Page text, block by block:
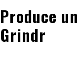
Produce
Grindr